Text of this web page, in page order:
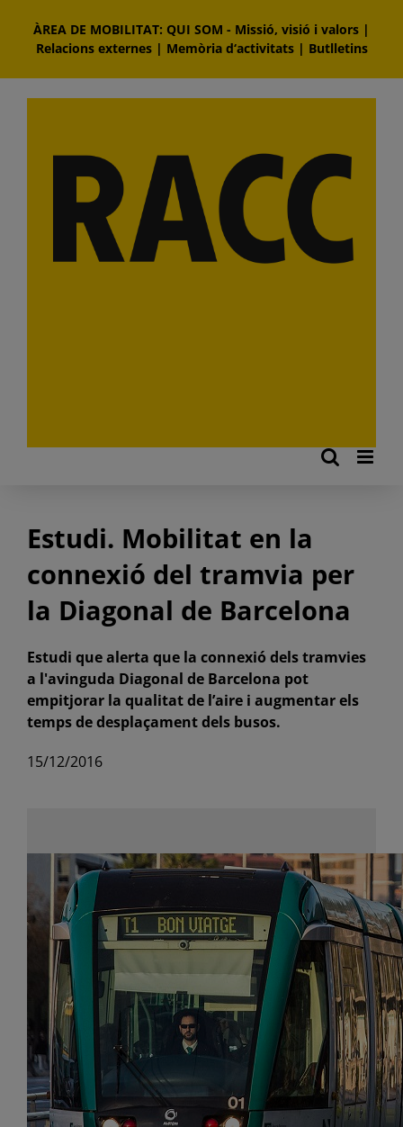
content
ÀREA DE MOBILITAT: QUI SOM - Missió, visió i valors |
Relacions externes| Memòria d‘activitats| Butlletins
Estudi. Mobilitat en la
connexió del tramvia per
la Diagonal de Barcelona
Estudi que alerta que la connexió dels tramvies
a l'avinguda Diagonal de Barcelona pot
empitjorar la qualitat de l’aire i augmentar els
temps de desplaçament dels busos.
15/12/2016